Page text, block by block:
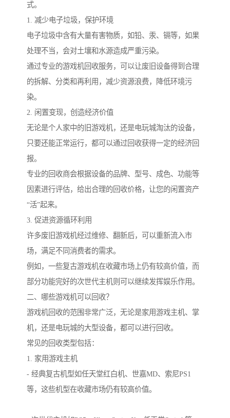
式。
1. 减少电子垃圾，保护环境
电子垃圾中含有大量有害物质，如铅、汞、镉等，如果
处理不当，会对土壤和水源造成严重污染。
通过专业的游戏机回收服务，可以让废旧设备得到合理
的拆解、分类和再利用，减少资源浪费，降低环境污
染。
2. 闲置变现，创造经济价值
无论是个人家中的旧游戏机，还是电玩城淘汰的设备，
只要还能正常运行，都可以通过回收获得一定的经济回
报。
专业的回收商会根据设备的品牌、型号、成色、功能等
因素进行评估，给出合理的回收价格，让您的闲置资产
“活”起来。
3. 促进资源循环利用
许多废旧游戏机经过维修、翻新后，可以重新流入市
场，满足不同消费者的需求。
例如，一些复古游戏机在收藏市场上仍有较高价值，而
部分功能完好的次世代主机则可以继续发挥娱乐作用。
二、哪些游戏机可以回收？
游戏机回收的范围非常广泛，无论是家用游戏主机、掌
机，还是电玩城的大型设备，都可以进行回收。
常见的回收类型包括：
1. 家用游戏主机
- 经典复古机型如任天堂红白机、世嘉MD、索尼PS1
等，这些机型在收藏市场仍有较高价值。